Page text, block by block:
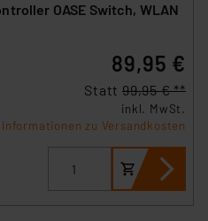
Daten,
OASE Switch, WLAN
89,95 €
Statt 99,95 € **
inkl. MwSt.
Informationen zu Versandkosten